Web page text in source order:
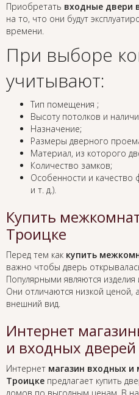
Приобретать входные двери
на то, что они будут
времени.
При выборе
учитывают:
Тип помещения ;
Высоту потолков и
Назначение;
Размеры дверного
Материал, из которого
Количество замков;
Особенности и качество
и т. д.).
Купить
Троицке
Перед тем как купить
важно чтобы дверь
Популярными являются
Они отличаются низкой ценой,
внешний вид.
Интернет
и входных
Интернет магазин входных
Троицке предлагает купить